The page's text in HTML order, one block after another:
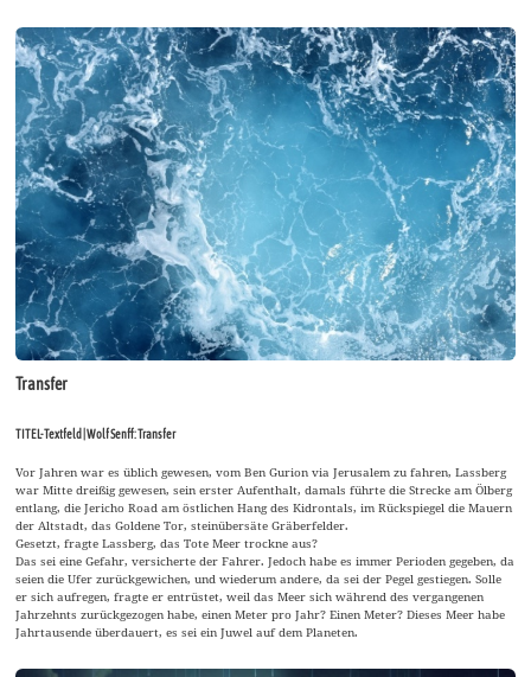
Transfer
TITEL-Textfeld | Wolf Senff: Transfer
Vor Jahren war es üblich gewesen, vom Ben Gurion via Jerusalem zu fahren, Lassberg
war Mitte dreißig gewesen, sein erster Aufenthalt, damals führte die Strecke am Ölberg
entlang, die Jericho Road am östlichen Hang des Kidrontals, im Rückspiegel die Mauern
der Altstadt, das Goldene Tor, steinübersäte Gräberfelder.
Gesetzt, fragte Lassberg, das Tote Meer trockne aus?
Das sei eine Gefahr, versicherte der Fahrer. Jedoch habe es immer Perioden gegeben, da
seien die Ufer zurückgewichen, und wiederum andere, da sei der Pegel gestiegen. Solle
er sich aufregen, fragte er entrüstet, weil das Meer sich während des vergangenen
Jahrzehnts zurückgezogen habe, einen Meter pro Jahr? Einen Meter? Dieses Meer habe
Jahrtausende überdauert, es sei ein Juwel auf dem Planeten.